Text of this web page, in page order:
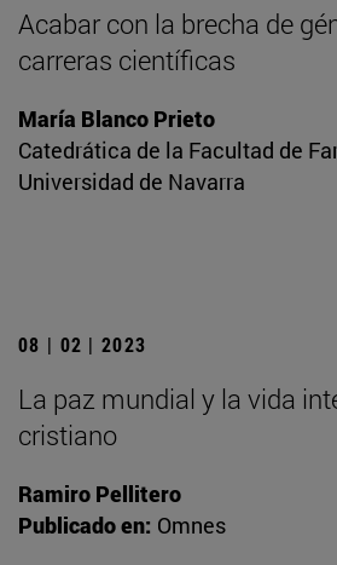
Acabar con la brecha de
carreras científicas
María Blanco Prieto
Catedrática de la Facultad de
Universidad de Navarra
08 | 02 | 2023
La paz mundial y la vida
cristiano
Ramiro Pellitero
Publicado en: Omnes